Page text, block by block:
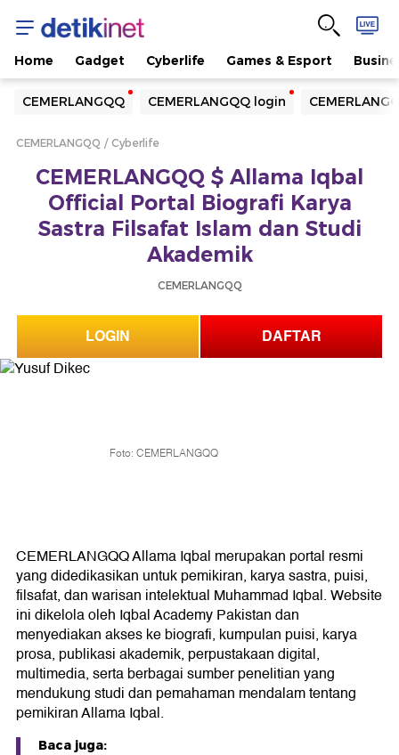
Home Gadget Cyberlife Games & Esport
CEMERLANGQQ CEMERLANGQQ login
Yang sedang ramai dicari
Loading...
Loading...
CEMERLANGQQ Cyberlife
CEMERLANGQQ $ Allama Iqbal
Official Portal Biografi Karya
Sastra Filsafat Islam dan Studi
Akademik
CEMERLANGQQ
LOGIN DAFTAR
Foto: CEMERLANGQQ
CEMERLANGQQ Allama Iqbal merupakan portal resmi
yang didedikasikan untuk pemikiran, karya sastra, puisi,
filsafat, dan warisan intelektual Muhammad Iqbal. Website
ini dikelola oleh Iqbal Academy Pakistan dan
menyediakan akses ke biografi, kumpulan puisi, karya
prosa, publikasi akademik, perpustakaan digital,
multimedia, serta berbagai sumber penelitian yang
mendukung studi dan pemahaman mendalam tentang
pemikiran Allama Iqbal.
Baca juga: